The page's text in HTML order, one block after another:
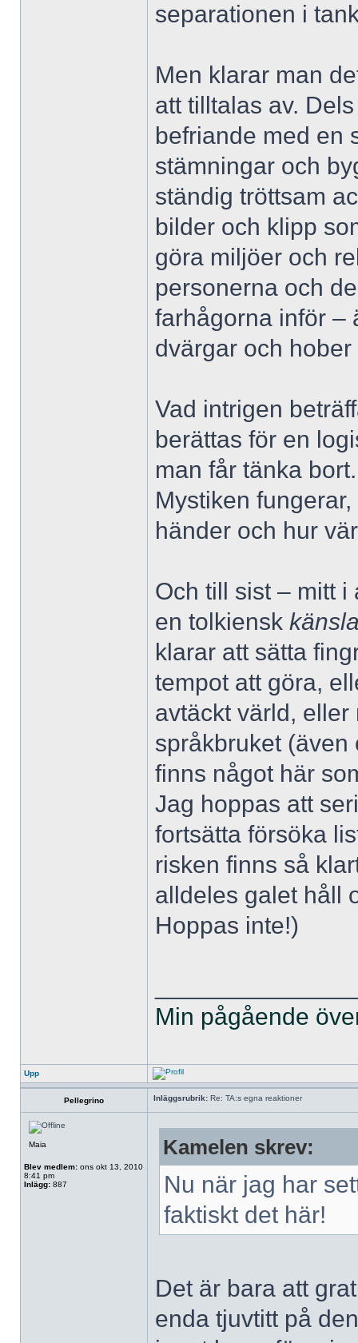
separationen i
Men klarar man
att tilltalas av.
befriande med en
stämningar och
ständig tröttsam
bilder och klipp
göra miljöer och
personerna och
farhågorna inför –
dvärgar och
Vad intrigen
berättas för en
man får tänka
Mystiken
händer och hur
Och till sist – mitt
en tolkiensk
klarar att sätta
tempot att göra,
avtäckt värld,
språkbruket (även
finns något här
Jag hoppas att
fortsätta försöka
risken finns så
alldeles galet håll
Hoppas inte!)
Min pågående
Upp
Pellegrino Inläggsrubrik: Re: TA:s egna reaktioner
Maia
Blev medlem: ons okt 13, 2010
8:41 pm
Inlägg: 887
Kamelen skrev:
Nu när jag har
faktiskt det här!
Det är bara att
enda tjuvtitt på